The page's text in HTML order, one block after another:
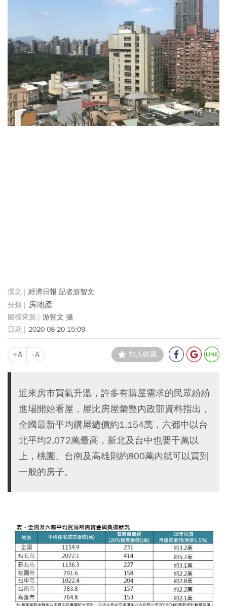
經濟日報 記者游智文
房地產
游智文 攝
2020-08-20 15:09
+A -A 加入收藏
近來房市買氣升溫，許多有購屋需求的民眾紛紛
進場開始看屋，屋比房屋彙整內政部資料指出，
全國最新平均購屋總價約1,154萬，六都中以台
北平均2,072萬最高，新北及台中也要千萬以
上，桃園、台南及高雄則約800萬內就可以買到
一般的房子。